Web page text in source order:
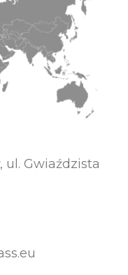
ul. Gwiaździsta